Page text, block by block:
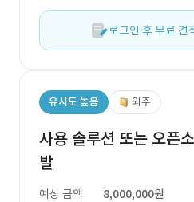
로그인 후 무료 견
유사도 높음 외주
사용 솔루션 또는 오픈
발
예상 금액
8,000,000원